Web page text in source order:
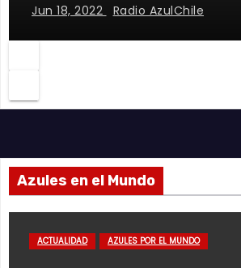
Jun 18, 2022 Radio AzulChile
Azules en el Mundo
ACTUALIDAD AZULES POR EL MUNDO